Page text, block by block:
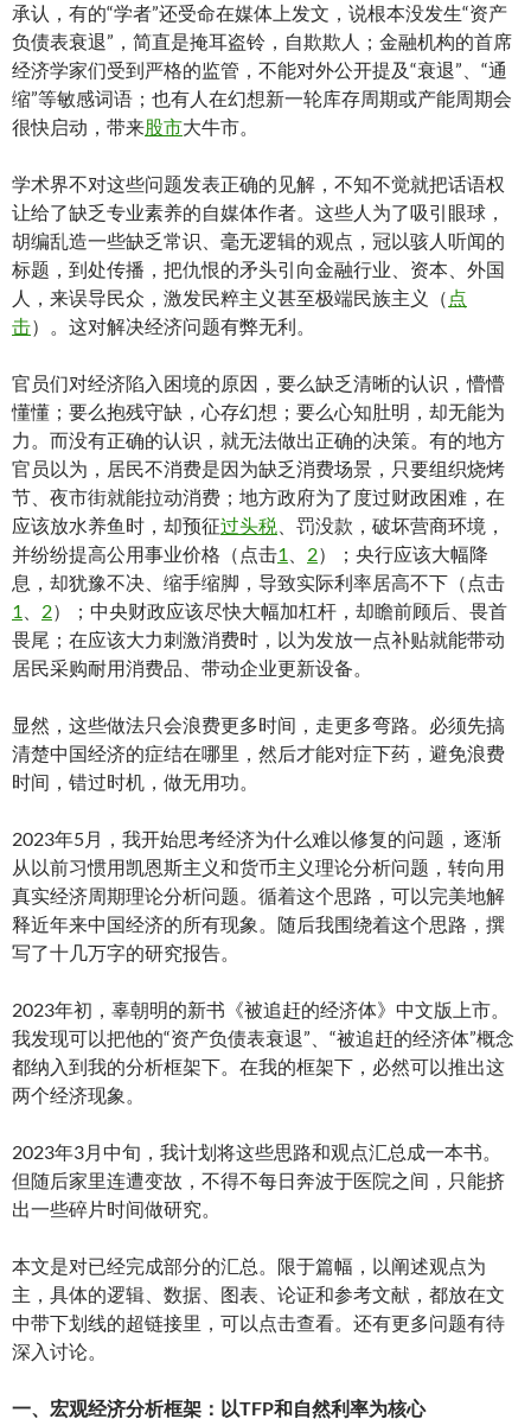
承认，有的“学者”还受命在媒体上发文，说根本没发生“资产
负债表衰退”，简直是掩耳盗铃，自欺欺人；金融机构的首席
经济学家们受到严格的监管，不能对外公开提及“衰退”、“通
缩”等敏感词语；也有人在幻想新一轮库存周期或产能周期会
很快启动，带来股市大牛市。
学术界不对这些问题发表正确的见解，不知不觉就把话语权
让给了缺乏专业素养的自媒体作者。这些人为了吸引眼球，
胡编乱造一些缺乏常识、毫无逻辑的观点，冠以骇人听闻的
标题，到处传播，把仇恨的矛头引向金融行业、资本、外国
人，来误导民众，激发民粹主义甚至极端民族主义（ 点
击）。这对解决经济问题有弊无利。
官员们对经济陷入困境的原因，要么缺乏清晰的认识，懵懵
懂懂；要么抱残守缺，心存幻想；要么心知肚明，却无能为
力。而没有正确的认识，就无法做出正确的决策。有的地方
官员以为，居民不消费是因为缺乏消费场景，只要组织烧烤
节、夜市街就能拉动消费；地方政府为了度过财政困难，在
应该放水养鱼时，却预征过头税 、罚没款，破坏营商环境，
并纷纷提高公用事业价格（点击1 2）；央行应该大幅降
息，却犹豫不决、缩手缩脚，导致实际利率居高不下（点击
1
2）；中央财政应该尽快大幅加杠杆，却瞻前顾后、畏首
畏尾；在应该大力刺激消费时，以为发放一点补贴就能带动
居民采购耐用消费品、带动企业更新设备。
显然，这些做法只会浪费更多时间，走更多弯路。必须先搞
清楚中国经济的症结在哪里，然后才能对症下药，避免浪费
时间，错过时机，做无用功。
2023年5月，我开始思考经济为什么难以修复的问题，逐渐
从以前习惯用凯恩斯主义和货币主义理论分析问题，转向用
真实经济周期理论分析问题。循着这个思路，可以完美地解
释近年来中国经济的所有现象。随后我围绕着这个思路，撰
写了十几万字的研究报告。
2023年初，辜朝明的新书《被追赶的经济体》中文版上市。
我发现可以把他的“资产负债表衰退”、“被追赶的经济体”概念
都纳入到我的分析框架下。在我的框架下，必然可以推出这
两个经济现象。
2023年3月中旬，我计划将这些思路和观点汇总成一本书。
但随后家里连遭变故，不得不每日奔波于医院之间，只能挤
出一些碎片时间做研究。
本文是对已经完成部分的汇总。限于篇幅，以阐述观点为
主，具体的逻辑、数据、图表、论证和参考文献，都放在文
中带下划线的超链接里，可以点击查看。还有更多问题有待
深入讨论。
一、宏观经济分析框架：以TFP和自然利率为核心